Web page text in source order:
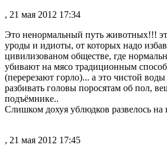
, 21 мая 2012 17:34
Это ненормальный путь животных!!!
уроды и идиоты, от которых надо
цивилизованом обществе, где
убивают на мясо традиционным
(перерезают горло)... а это чистой воды
разбивать головы поросятам об пол,
подъёмнике..
Слишком дохуя ублюдков развелось на
, 21 мая 2012 17:45